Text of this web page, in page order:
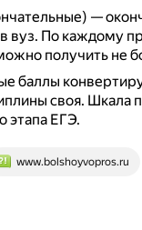
—
вуз. По каждому
получить не
баллы
своя. Шкала
этапа ЕГЭ.
www.bolshoyvopros.ru